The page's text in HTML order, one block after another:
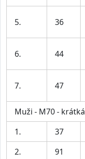
5. 36
6. 44
7. 47
Muži - M70 - krátká
1.
37
2.
91